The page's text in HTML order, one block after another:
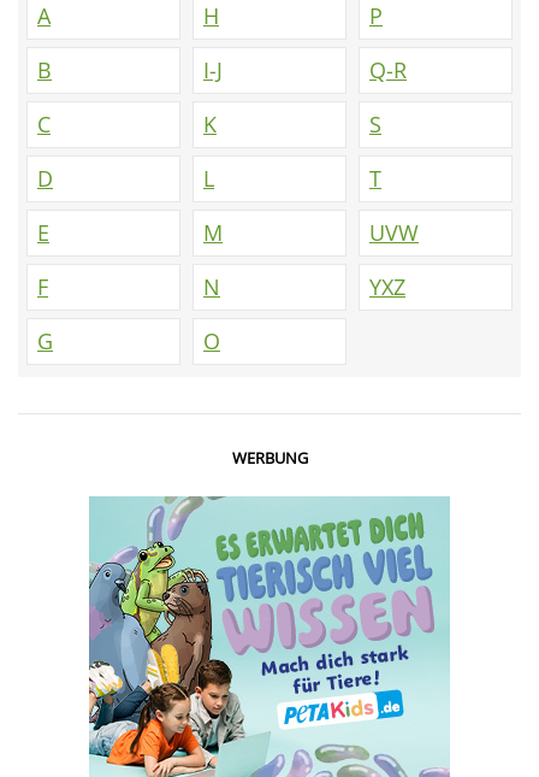
A
B
C
D
E
F
G
H
I-J
K
L
M
N
O
P
Q-R
S
T
UVW
YXZ
WERBUNG